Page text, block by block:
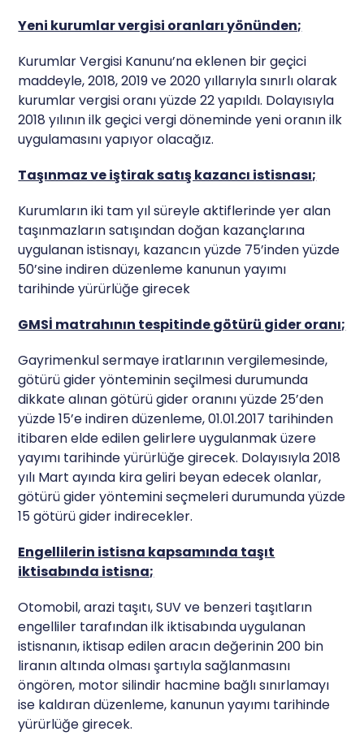
Yeni kurumlar vergisi oranları yönünden;
Kurumlar Vergisi Kanunu’na eklenen bir geçici
maddeyle, 2018, 2019 ve 2020 yıllarıyla sınırlı olarak
kurumlar vergisi oranı yüzde 22 yapıldı. Dolayısıyla
2018 yılının ilk geçici vergi döneminde yeni oranın ilk
uygulamasını yapıyor olacağız.
Taşınmaz ve iştirak satış kazancı istisnası;
Kurumların iki tam yıl süreyle aktiflerinde yer alan
taşınmazların satışından doğan kazançlarına
uygulanan istisnayı, kazancın yüzde 75’inden yüzde
50’sine indiren düzenleme kanunun yayımı
tarihinde yürürlüğe girecek
GMSİ matrahının tespitinde götürü gider oranı;
Gayrimenkul sermaye iratlarının vergilemesinde,
götürü gider yönteminin seçilmesi durumunda
dikkate alınan götürü gider oranını yüzde 25’den
yüzde 15’e indiren düzenleme, 01.01.2017 tarihinden
itibaren elde edilen gelirlere uygulanmak üzere
yayımı tarihinde yürürlüğe girecek. Dolayısıyla 2018
yılı Mart ayında kira geliri beyan edecek olanlar,
götürü gider yöntemini seçmeleri durumunda yüzde
15 götürü gider indirecekler.
Engellilerin istisna kapsamında taşıt
iktisabında istisna;
Otomobil, arazi taşıtı, SUV ve benzeri taşıtların
engelliler tarafından ilk iktisabında uygulanan
istisnanın, iktisap edilen aracın değerinin 200 bin
liranın altında olması şartıyla sağlanmasını
öngören, motor silindir hacmine bağlı sınırlamayı
ise kaldıran düzenleme, kanunun yayımı tarihinde
yürürlüğe girecek.